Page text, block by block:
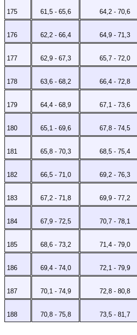
175 61,5 - 65,6 64,2 - 70,6
176 62,2 - 66,4 64,9 - 71,3
177 62,9 - 67,3 65,7 - 72,0
178 63,6 - 68,2 66,4 - 72,8
179 64,4 - 68,9 67,1 - 73,6
180 65,1 - 69,6 67,8 - 74,5
181 65,8 - 70,3 68,5 - 75,4
182 66,5 - 71,0 69,2 - 76,3
183 67,2 - 71,8 69,9 - 77,2
184 67,9 - 72,5 70,7 - 78,1
185 68,6 - 73,2 71,4 - 79,0
186 69,4 - 74,0 72,1 - 79,9
187 70,1 - 74,9 72,8 - 80,8
188 70,8 - 75,8 73,5 - 81,7